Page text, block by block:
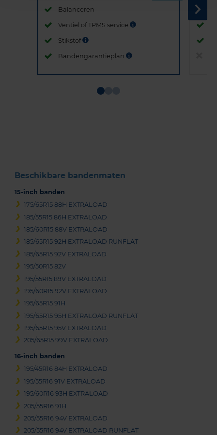
Balanceren
Ventiel of TPMS service
Stikstof
Bandengarantieplan
Beschikbare bandenmaten
15-inch banden
175/65R15 88H EXTRALOAD
185/55R15 86H EXTRALOAD
185/60R15 88V EXTRALOAD
185/65R15 92H EXTRALOAD RUNFLAT
185/65R15 92V EXTRALOAD
195/50R15 82V
195/55R15 89V EXTRALOAD
195/60R15 92V EXTRALOAD
195/65R15 91H
195/65R15 95H EXTRALOAD RUNFLAT
195/65R15 95V EXTRALOAD
205/65R15 99V EXTRALOAD
16-inch banden
195/45R16 84H EXTRALOAD
195/55R16 91V EXTRALOAD
195/60R16 93H EXTRALOAD
205/55R16 91H
205/55R16 94V EXTRALOAD
205/55R16 94V EXTRALOAD RUNFLAT